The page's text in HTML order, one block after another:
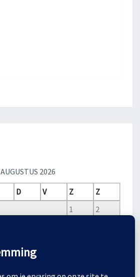
AUGUSTUS 2026
D V Z
Z
1
2